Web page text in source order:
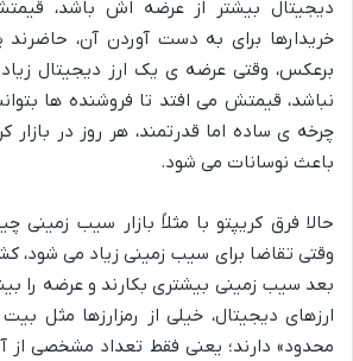
دیجیتال بیشتر از عرضه اش باشد،
خریدارها برای به دست آوردن آن، حاضرند
برعکس، وقتی عرضه ی یک ارز دیجیتال
نباشد، قیمتش می افتد تا فروشنده ها
چرخه ی ساده اما قدرتمند، هر روز در بازار
باعث نوسانات می شود.
حالا فرق کریپتو با مثلاً بازار سیب زمینی
وقتی تقاضا برای سیب زمینی زیاد می شود،
بعد سیب زمینی بیشتری بکارند و عرضه را
ارزهای دیجیتال، خیلی از رمزارزها مثل
محدود» دارند؛ یعنی فقط تعداد مشخصی از